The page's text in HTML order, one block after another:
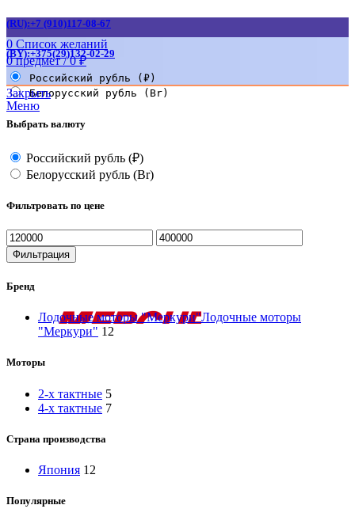
(RU):+7 (910)117-08-67
(BY):+375(29)132-02-29
0 Список желаний
0предмет / 0₽
Российский рубль (₽)
Белорусский рубль (Br)
Меню
Закрыть
Выбрать валюту
Российский рубль (₽)
Белорусский рубль (Br)
Фильтровать по цене
Минимальная
цена
Максимальная
цена
Фильтрация
Бренд
Лодочные моторы "Меркури"Лодочные моторы
"Меркури" 12
Моторы
2-х тактные 5
4-х тактные 7
Страна производства
Япония 12
Популярные